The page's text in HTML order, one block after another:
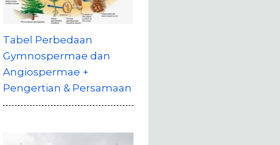
Tabel Perbedaan
Gymnospermae dan
Angiospermae +
Pengertian & Persamaan